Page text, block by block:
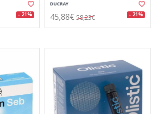
- 21%
DUCRAY
45,88€ 58,23€ - 21%